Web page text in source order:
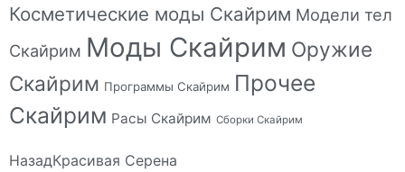
Косметические моды Скайрим Модели тел
Скайрим Моды Скайрим Оружие
Скайрим Программы Скайрим Прочее
Скайрим Расы Скайрим Сборки Скайрим
НазадКрасивая Серена